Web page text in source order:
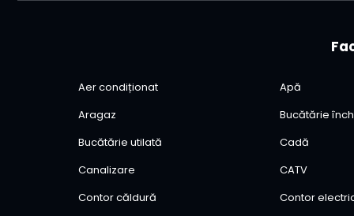
Aer condiționat Apă
Aragaz
Bucătărie
Bucătărie utilată
Cadă
Canalizare
CATV
Contor căldură
Contor